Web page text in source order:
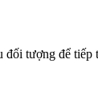
tượng để